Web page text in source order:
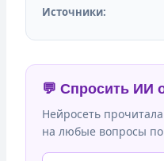
Источники:
💬 Спросить ИИ
Нейросеть
на любые вопросы по